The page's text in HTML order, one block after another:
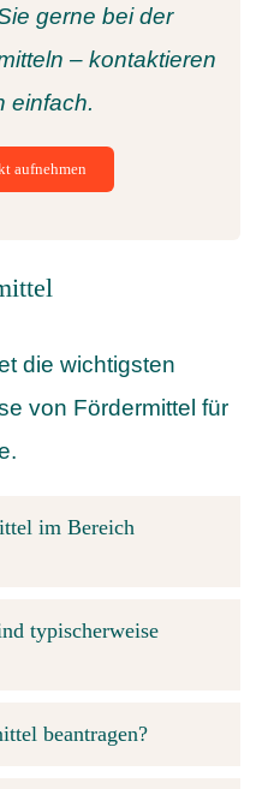
gerne bei der
– kontaktieren
einfach.
aufnehmen
die wichtigsten
von Fördermittel für
im Bereich
typischerweise
beantragen?